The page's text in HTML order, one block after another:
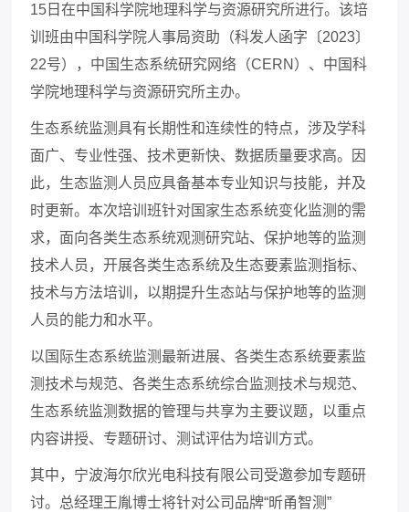
15 日在中国科学院地理科学与资源研究所进行。该培
训班由中国科学院人事局资助（科发人函字〔2023〕
22号），中国生态系统研究网络（CERN ）、中国科
学院地理科学与资源研究所主办。
生态系统监测具有长期性和连续性的特点，涉及学科
面广、专业性强、技术更新快、数据质量要求高。因
此，生态监测人员应具备基本专业知识与技能，并及
时更新。本次培训班针对国家生态系统变化监测的需
求，面向各类生态系统观测研究站、保护地等的监测
技术人员，开展各类生态系统及生态要素监测指标、
技术与方法培训，以期提升生态站与保护地等的监测
人员的能力和水平。
以国际生态系统监测最新进展、各类生态系统要素监
测技术与规范、各类生态系统综合监测技术与规范、
生态系统监测数据的管理与共享为主要议题，以重点
内容讲授、专题研讨、测试评估为培训方式。
其中，宁波海尔欣光电科技有限公司受邀参加专题研
讨。总经理王胤博士将针对公司品牌“昕甬智测”